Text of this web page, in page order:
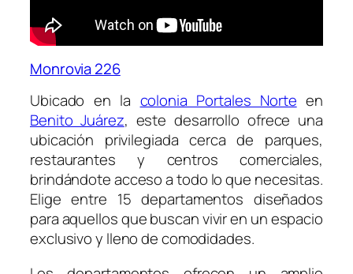
Monrovia 226
Ubicado en la colonia Portales Norte en
Benito Juárez, este desarrollo ofrece una
ubicación privilegiada cerca de parques,
restaurantes y centros comerciales,
brindándote acceso a todo lo que necesitas.
Elige entre 15 departamentos diseñados
para aquellos que buscan vivir en un espacio
exclusivo y lleno de comodidades.